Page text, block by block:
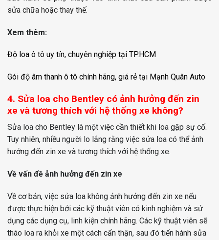
sửa chữa hoặc thay thế.
Xem thêm:
Độ loa ô tô uy tín, chuyên nghiệp tại TP.HCM
Gói độ âm thanh ô tô chính hãng, giá rẻ tại Mạnh Quân Auto
4. Sửa loa cho Bentley có ảnh hưởng đến zin
xe và tương thích với hệ thống xe không?
Sửa loa cho Bentley là một việc cần thiết khi loa gặp sự cố.
Tuy nhiên, nhiều người lo lắng rằng việc sửa loa có thể ảnh
hưởng đến zin xe và tương thích với hệ thống xe.
Về vấn đề ảnh hưởng đến zin xe
Về cơ bản, việc sửa loa không ảnh hưởng đến zin xe nếu
được thực hiện bởi các kỹ thuật viên có kinh nghiệm và sử
dụng các dụng cụ, linh kiện chính hãng. Các kỹ thuật viên sẽ
tháo loa ra khỏi xe một cách cẩn thận, sau đó tiến hành sửa